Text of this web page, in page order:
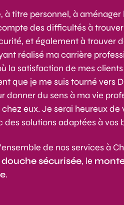
à titre personnel, à
des difficultés à
et également à trouver
réalisé ma carrière
la satisfaction de mes
que je me suis tourné vers
donner du sens à ma vie
eux. Je serai heureux
des solutions adaptées à vos
de nos services à
douche sécurisée, le
.